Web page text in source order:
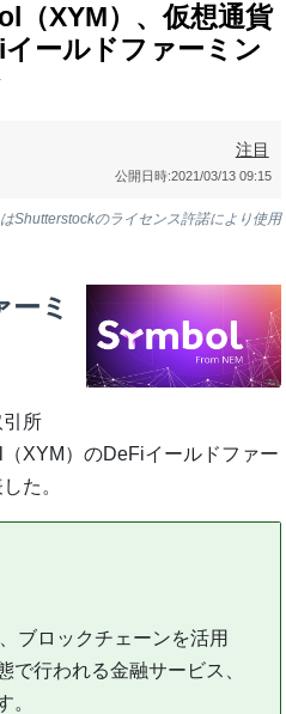
（XYM）、仮想通貨
ールドファーミン
注目
公開日時:2021/03/13 09:15
Shutterstockのライセンス許諾により使用
ーミ
所
XYM）のDeFiイールドファー
た。
ブロックチェーンを活用
で行われる金融サービス、
。